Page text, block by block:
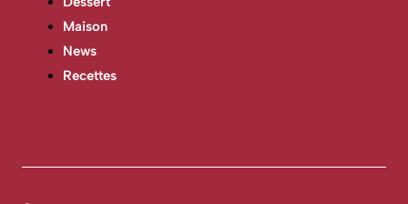
Maison
News
Recettes